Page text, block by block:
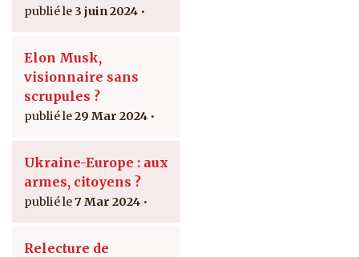
3 juin 2024
Elon Musk,
visionnaire sans
scrupules ?
29 Mar 2024
Ukraine-Europe : aux
armes, citoyens ?
7 Mar 2024
Relecture de